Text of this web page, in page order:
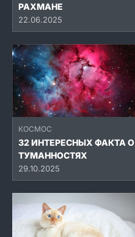
РАХМАНЕ
22.06.2025
КОСМОС
32 ИНТЕРЕСНЫХ ФАКТА О
ТУМАННОСТЯХ
29.10.2025